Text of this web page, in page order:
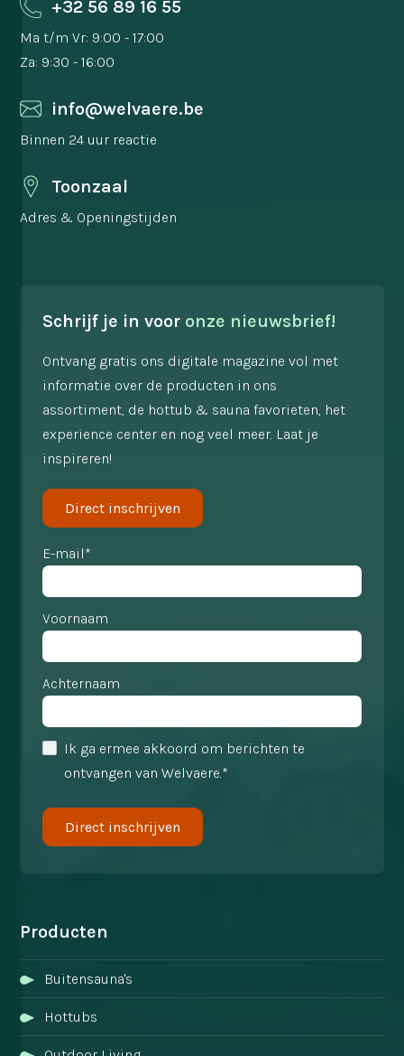
+32 56 89 16 55
Ma t/m Vr: 9:00 - 17:00
Za: 9:30 - 16:00
info@welvaere.be
Binnen 24 uur reactie
Toonzaal
Adres & Openingstijden
Schrijf je in voor onze nieuwsbrief!
Ontvang gratis ons digitale magazine vol met
informatie over de producten in ons
assortiment, de hottub & sauna favorieten, het
experience center en nog veel meer. Laat je
inspireren!
Direct inschrijven
E-mail*
Voornaam
Achternaam
Ik ga ermee akkoord om berichten te
ontvangen van Welvaere.*
Producten
Buitensauna's
Hottubs